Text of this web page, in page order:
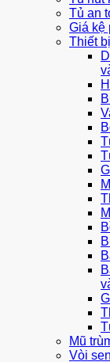
Tủ an
Giá kệ
Thiết
Mũ
Vòi